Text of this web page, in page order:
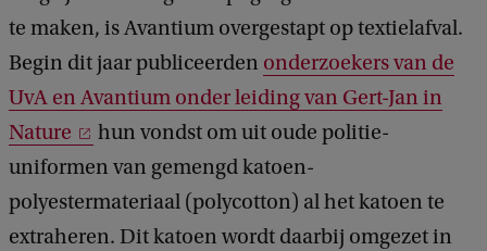
te maken, is Avantium overgestapt op textielafval.
Begin dit jaar publiceerden onderzoekers van de
UvA en Avantium onder leiding van Gert-Jan in
Nature
hun vondst om uit oude politie-
uniformen van gemengd katoen-
polyestermateriaal (polycotton) al het katoen te
extraheren. Dit katoen wordt daarbij omgezet in